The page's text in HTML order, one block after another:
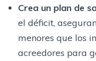
Crea un plan de
el déficit,
menores que los
acreedores para